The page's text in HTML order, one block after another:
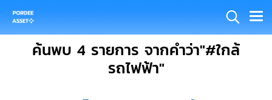
ค้นพบ 4 รายการ จากคำว่า"#ใกล้
รถไฟฟ้า"